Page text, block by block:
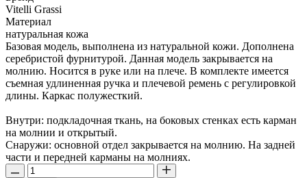
Vitelli Grassi
Материал
натуральная кожа
Базовая модель, выполнена из натуральной кожи. Дополнена
серебристой фурнитурой. Данная модель закрывается на
молнию. Носится в руке или на плече. В комплекте имеется
съемная удлиненная ручка и плечевой ремень с регулировкой
длины. Каркас полужесткий.
Внутри: подкладочная ткань, на боковых стенках есть карман
на молнии и открытый.
Снаружи: основной отдел закрывается на молнию. На задней
части и передней карманы на молниях.